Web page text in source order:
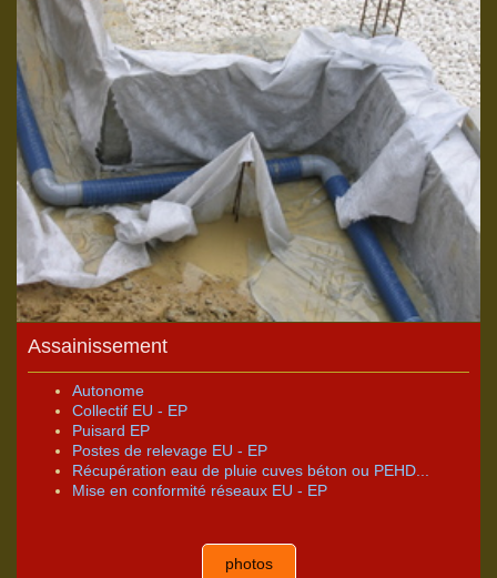
Assainissement
Autonome
Collectif EU - EP
Puisard EP
Postes de relevage EU - EP
Récupération eau de pluie cuves béton ou PEHD...
Mise en conformité réseaux EU - EP
photos